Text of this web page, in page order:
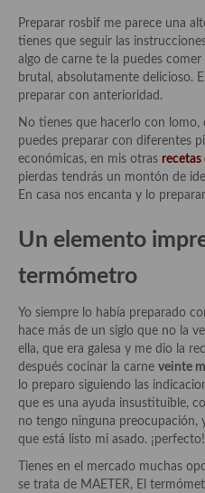
Recetas
Acompañamientos
Airfryer recetas
Aderezos, salsas, vinagretas,
aditivos
Hierbas aromáticas
Aceites
Mojos y pastas
Sales y polvos
Salsas y mojos
Adobos
Aperitivos
Preparar rosbif me parece una
tienes que seguir las
algo de carne te la puedes
brutal, absolutamente delicioso.
preparar con anterioridad.
No tienes que hacerlo con
puedes preparar con diferentes
económicas, en mis otras
pierdas tendrás un montón de
En casa nos encanta y lo
Un elemento
termómetro
Yo siempre lo había preparado
hace más de un siglo que no la
ella, que era galesa y me dio la
después cocinar la carne veinte
lo preparo siguiendo las
que es una ayuda insustituible,
no tengo ninguna preocupación,
que está listo mi asado. ¡perfecto!
Tienes en el mercado muchas
se trata de MAETER, El